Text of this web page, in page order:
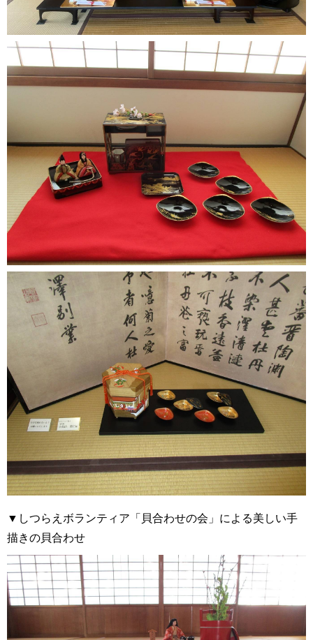
▼しつらえボランティア「貝合わせの会」による美しい手
描きの貝合わせ